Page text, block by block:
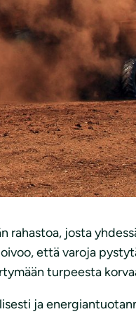
turvealan alasajo on
hallitusti,
kaikille olisi
Lisäksi
olla uudesta tuesta
josta
että varoja
turpeesta
ja